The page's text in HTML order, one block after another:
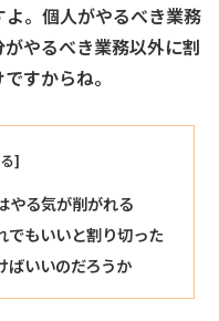
よ。個人がやるべき業務
やるべき業務以外に割
すからね。
やる気が削がれる
でもいいと割り切った
ばいいのだろうか